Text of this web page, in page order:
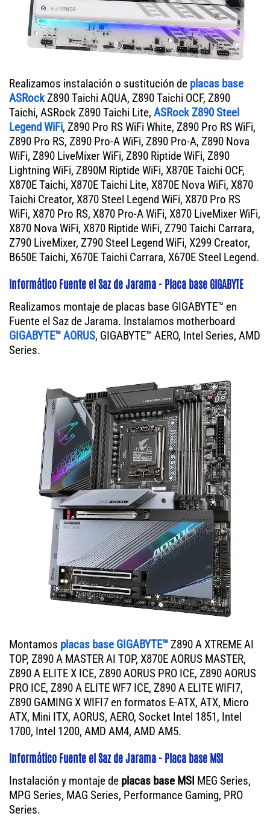
Realizamos instalación o sustitución de placas base
ASRockZ890 Taichi AQUA, Z890 Taichi OCF, Z890
Taichi, ASRock Z890 Taichi Lite, ASRock Z890 Steel
Legend WiFi, Z890 Pro RS WiFi White, Z890 Pro RS WiFi,
Z890 Pro RS, Z890 Pro-A WiFi, Z890 Pro-A, Z890 Nova
WiFi, Z890 LiveMixer WiFi, Z890 Riptide WiFi, Z890
Lightning WiFi, Z890M Riptide WiFi, X870E Taichi OCF,
X870E Taichi, X870E Taichi Lite, X870E Nova WiFi, X870
Taichi Creator, X870 Steel Legend WiFi, X870 Pro RS
WiFi, X870 Pro RS, X870 Pro-A WiFi, X870 LiveMixer WiFi,
X870 Nova WiFi, X870 Riptide WiFi, Z790 Taichi Carrara,
Z790 LiveMixer, Z790 Steel Legend WiFi, X299 Creator,
B650E Taichi, X670E Taichi Carrara, X670E Steel Legend.
Informático Fuente el Saz de Jarama - Placa base GIGABYTE
Realizamos montaje de placas base GIGABYTE™ en
Fuente el Saz de Jarama. Instalamos motherboard
GIGABYTE™ AORUS, GIGABYTE™ AERO, Intel Series, AMD
Series.
Montamos placas base GIGABYTE™Z890 A XTREME AI
TOP, Z890 A MASTER AI TOP, X870E AORUS MASTER,
Z890 A ELITE X ICE, Z890 AORUS PRO ICE, Z890 AORUS
PRO ICE, Z890 A ELITE WF7 ICE, Z890 A ELITE WIFI7,
Z890 GAMING X WIFI7 en formatos E-ATX, ATX, Micro
ATX, Mini ITX, AORUS, AERO, Socket Intel 1851, Intel
1700, Intel 1200, AMD AM4, AMD AM5.
Informático Fuente el Saz de Jarama - Placa base MSI
Instalación y montaje de placas base MSI MEG Series,
MPG Series, MAG Series, Performance Gaming, PRO
Series.